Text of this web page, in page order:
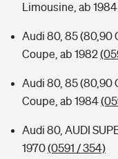
Limousine, ab 1984
Audi 80, 85 (80,90
Coupe, ab 1982
Audi 80, 85 (80,90
Coupe, ab 1984
Audi 80, AUDI
1970(0591 / 354)